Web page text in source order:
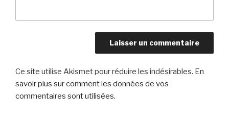
Ce site utilise Akismet pour réduire les indésirables. En
savoir plus sur comment les données de vos
commentaires sont utilisées.